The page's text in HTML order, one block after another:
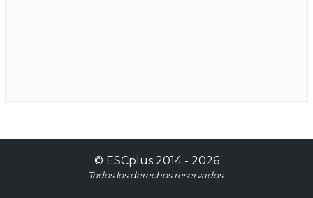
© ESCplus2014 - 2026
Todos los derechos reservados.